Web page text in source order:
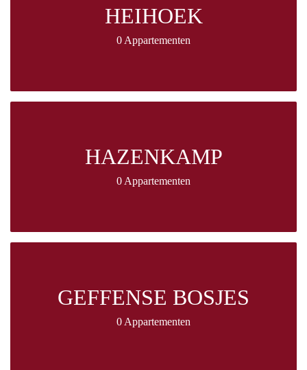
HEIHOEK
0 Appartementen
HAZENKAMP
0 Appartementen
GEFFENSE BOSJES
0 Appartementen